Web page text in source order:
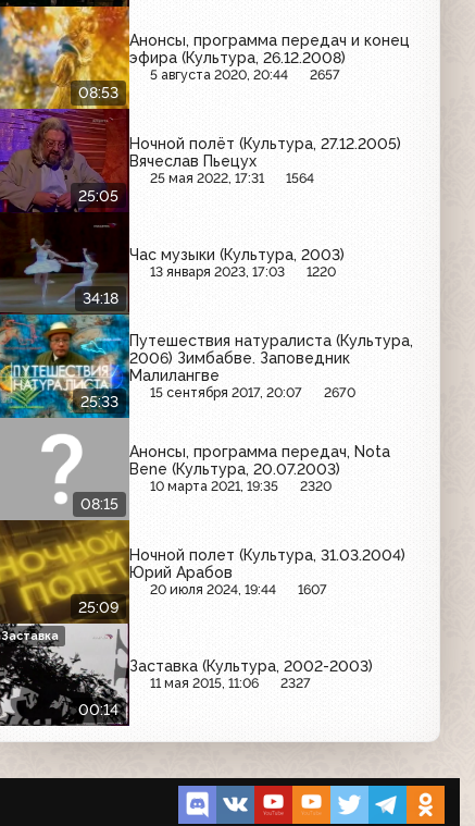
08:53
Анонсы, программа передач и конец
эфира (Культура, 26.12.2008)
5 августа 2020, 20:44 2657
25:05
Ночной полёт (Культура, 27.12.2005)
Вячеслав Пьецух
25 мая 2022, 17:31 1564
34:18
Час музыки (Культура, 2003)
13 января 2023, 17:03 1220
25:33
Путешествия натуралиста (Культура,
2006) Зимбабве. Заповедник
Малилангве
15 сентября 2017, 20:07 2670
08:15
Анонсы, программа передач, Nota
Bene (Культура, 20.07.2003)
10 марта 2021, 19:35 2320
25:09
Ночной полет (Культура, 31.03.2004)
Юрий Арабов
20 июля 2024, 19:44 1607
00:14
Заставка (Культура, 2002-2003)
11 мая 2015, 11:06 2327
Заставка